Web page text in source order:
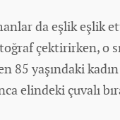
da eşlik eşlik
çektirirken, o
85 yaşındaki
elindeki çuvalı